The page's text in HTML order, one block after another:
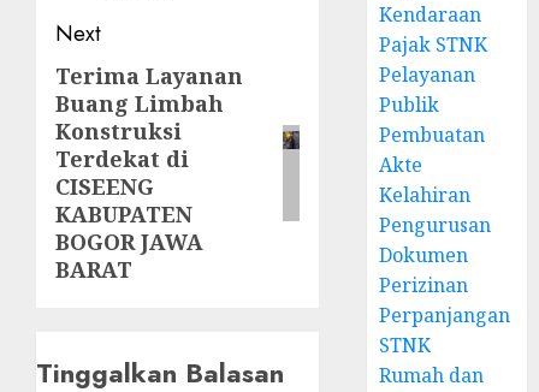
Next
Next
post:
Terima Layanan
Buang Limbah
Konstruksi
Terdekat di
CISEENG
KABUPATEN
BOGOR JAWA
BARAT
Tinggalkan Balasan
Kendaraan
Pajak STNK
Pelayanan
Publik
Pembuatan
Akte
Kelahiran
Pengurusan
Dokumen
Perizinan
Perpanjangan
STNK
Rumah dan